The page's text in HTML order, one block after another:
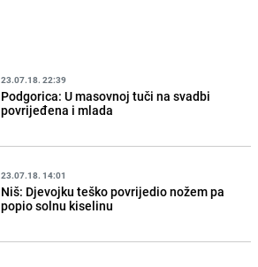
23.07.18. 22:39
Podgorica: U masovnoj tuči na svadbi
povrijeđena i mlada
23.07.18. 14:01
Niš: Djevojku teško povrijedio nožem pa
popio solnu kiselinu